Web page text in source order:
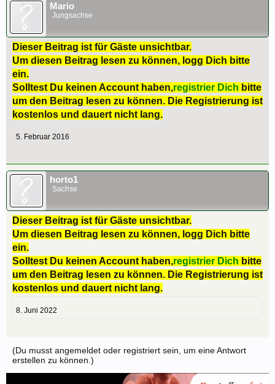
Mario
Jungsachse
Dieser Beitrag ist für Gäste unsichtbar.
Um diesen Beitrag lesen zu können, logg Dich bitte
ein.
Solltest Du keinen Account haben,registrier Dich bitte
um den Beitrag lesen zu können. Die Registrierung ist
kostenlos und dauert nicht lang.
5. Februar 2016
horto1
Sachse
Dieser Beitrag ist für Gäste unsichtbar.
Um diesen Beitrag lesen zu können, logg Dich bitte
ein.
Solltest Du keinen Account haben,registrier Dich bitte
um den Beitrag lesen zu können. Die Registrierung ist
kostenlos und dauert nicht lang.
8. Juni 2022
(Du musst angemeldet oder registriert sein, um eine Antwort
erstellen zu können.)